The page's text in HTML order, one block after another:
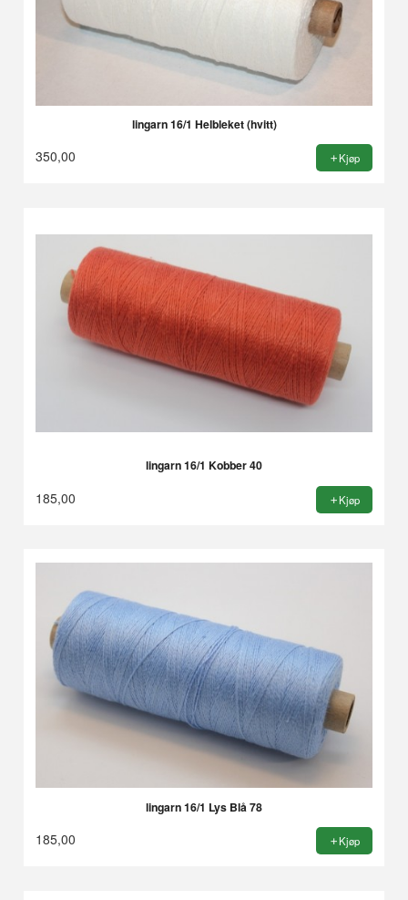
lingarn 16/1 Helbleket (hvitt)
350,00 Kjøp
lingarn 16/1 Kobber 40
185,00 Kjøp
lingarn 16/1 Lys Blå 78
185,00 Kjøp